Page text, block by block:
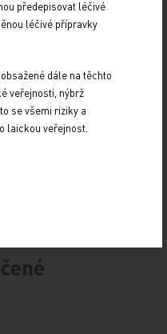
předepisovat léčivé
léčivé přípravky
dále na těchto
veřejnosti, nýbrž
se všemi riziky a
laickou veřejnost.